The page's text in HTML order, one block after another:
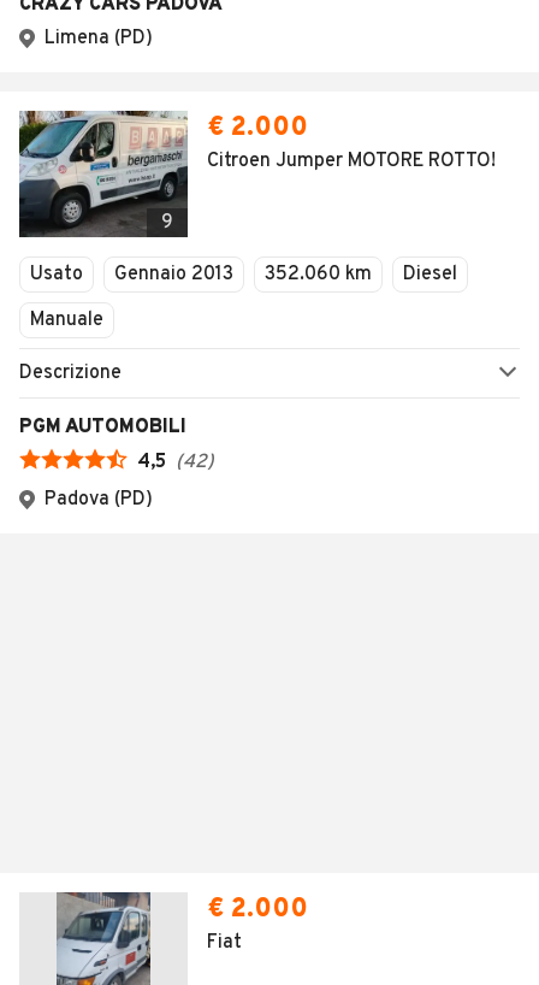
CRAZY CARS PADOVA
Limena (PD)
9
€ 2.000
Citroen Jumper MOTORE ROTTO!
Usato Gennaio 2013 352.060 km
Diesel
Manuale
Descrizione
PGM AUTOMOBILI
4,5 (42)
Padova (PD)
€ 2.000
Fiat